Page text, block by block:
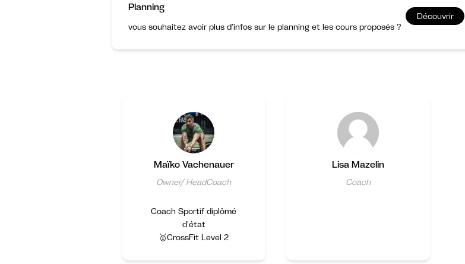
Planning
vous souhaitez avoir plus d’infos sur le planning et les cours proposés ?
Découvrir
Maïko Vachenauer
Owner/ HeadCoach
Coach Sportif diplômé
d'état
Lisa Mazelin
Coach